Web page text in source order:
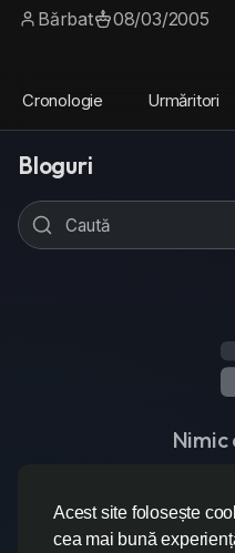
Acest site folosește
cea mai bună
Bărbat
08/03/2005
Cronologie Urmăritori
Bloguri